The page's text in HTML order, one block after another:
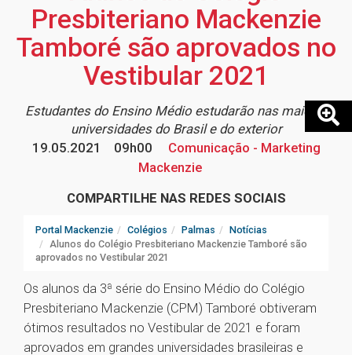
Presbiteriano Mackenzie
Tamboré são aprovados no
Vestibular 2021
Estudantes do Ensino Médio estudarão nas maiores
universidades do Brasil e do exterior
19.05.2021
09h00
Comunicação - Marketing
Mackenzie
COMPARTILHE NAS REDES SOCIAIS
Portal Mackenzie Colégios Palmas
Notícias
Alunos do Colégio Presbiteriano Mackenzie Tamboré são
aprovados no Vestibular 2021
Os alunos da 3ª série do Ensino Médio do Colégio
Presbiteriano Mackenzie (CPM) Tamboré obtiveram
ótimos resultados no Vestibular de 2021 e foram
aprovados em grandes universidades brasileiras e